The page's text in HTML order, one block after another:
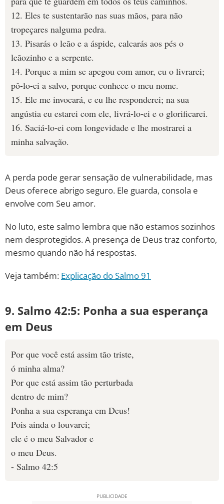
12. Eles te sustentarão nas suas mãos, para não
tropeçares nalguma pedra.
13. Pisarás o leão e a áspide, calcarás aos pés o
leãozinho e a serpente.
14. Porque a mim se apegou com amor, eu o livrarei;
pô-lo-ei a salvo, porque conhece o meu nome.
15. Ele me invocará, e eu lhe responderei; na sua
angústia eu estarei com ele, livrá-lo-ei e o glorificarei.
16. Saciá-lo-ei com longevidade e lhe mostrarei a
minha salvação.
A perda pode gerar sensação de vulnerabilidade, mas
Deus oferece abrigo seguro. Ele guarda, consola e
envolve com Seu amor.
No luto, este salmo lembra que não estamos sozinhos
nem desprotegidos. A presença de Deus traz conforto,
mesmo quando não há respostas.
Veja também: Explicação do Salmo 91
9. Salmo 42:5: Ponha a sua esperança
em Deus
Por que você está assim tão triste,
ó minha alma?
Por que está assim tão perturbada
dentro de mim?
Ponha a sua esperança em Deus!
Pois ainda o louvarei;
ele é o meu Salvador e
o meu Deus.
- Salmo 42:5